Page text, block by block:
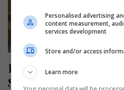
Pasager mort în
S-a prăbușit la
Personalised advertising
content measurement,
services development
Store and/or access
Learn more